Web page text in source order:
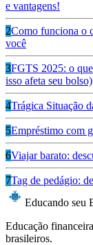
e vantagens!
2Como funciona o
você
3FGTS 2025: o
isso afeta seu bolso)
4Trágica Situação
5Empréstimo com
6Viajar barato:
7Tag de pedágio:
Educando seu
Educação
brasileiros.